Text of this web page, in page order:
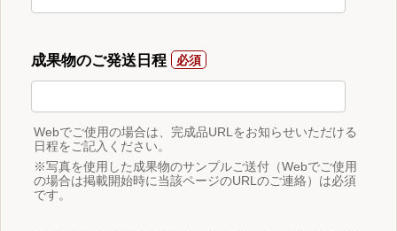
成果物のご発送日程
Webでご使用の場合は、完成品URLをお知らせいただける
日程をご記入ください。
※写真を使用した成果物のサンプルご送付（Webでご使用
の場合は掲載開始時に当該ページのURLのご連絡）は必須
です。